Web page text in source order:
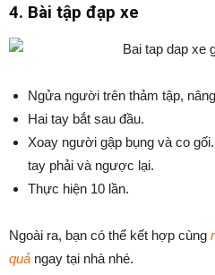
4. Bài tập đạp xe
Ngửa người trên thảm tập,
Hai tay bắt sau đầu.
Xoay người gập bụng và co
tay phải và ngược lại.
Thực hiện 10 lần.
Ngoài ra, bạn có thể kết hợp cùng
quả ngay tại nhà nhé.